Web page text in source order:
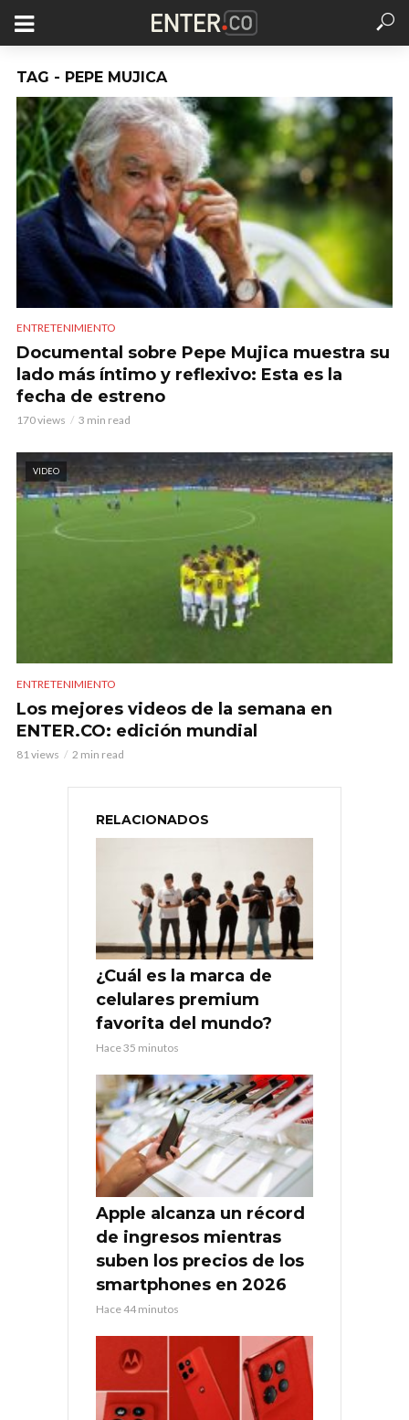
TAG - PEPE MUJICA
ENTRETENIMIENTO
Documental sobre Pepe Mujica muestra su
lado más íntimo y reflexivo: Esta es la
fecha de estreno
170 views 3 min read
VIDEO
ENTRETENIMIENTO
Los mejores videos de la semana en
ENTER.CO: edición mundial
81 views 2 min read
RELACIONADOS
¿Cuál es la marca de
celulares premium
favorita del mundo?
Hace 35 minutos
Apple alcanza un récord
de ingresos mientras
suben los precios de los
smartphones en 2026
Hace 44 minutos